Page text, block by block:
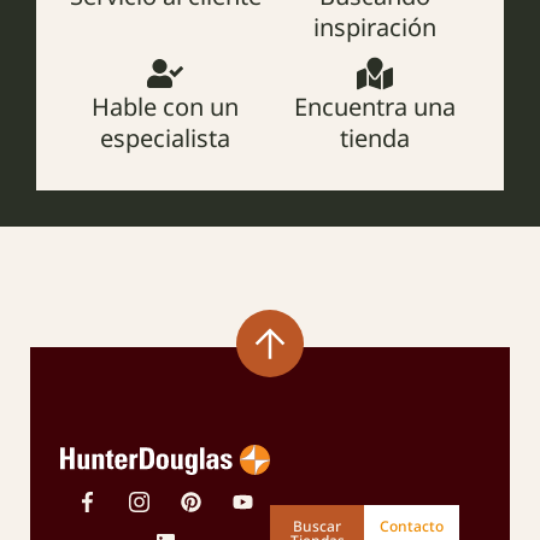
inspiración
Hable con un
especialista
Encuentra una
tienda
Buscar Contacto